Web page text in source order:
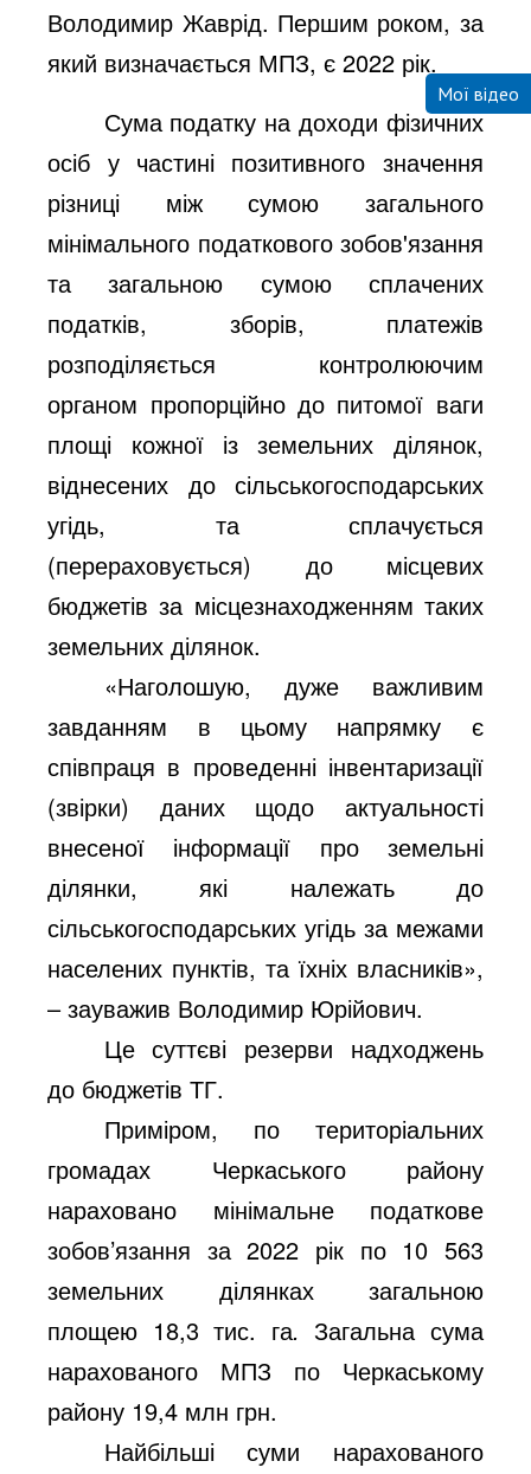
Володимир Жаврід. Першим роком, за
який визначається МПЗ, є 2022 рік.
Сума податку на доходи фізичних
осіб у частині позитивного значення
різниці між сумою загального
мінімального податкового зобов'язання
та загальною сумою сплачених
податків, зборів, платежів
розподіляється контролюючим
органом пропорційно до питомої ваги
площі кожної із земельних ділянок,
віднесених до сільськогосподарських
угідь, та сплачується
(перераховується) до місцевих
бюджетів за місцезнаходженням таких
земельних ділянок.
«Наголошую, дуже важливим
завданням в цьому напрямку є
співпраця в проведенні інвентаризації
(звірки) даних щодо актуальності
внесеної інформації про земельні
ділянки, які належать до
сільськогосподарських угідь за межами
населених пунктів, та їхніх власників»,
– зауважив Володимир Юрійович.
Це суттєві резерви надходжень
до бюджетів ТГ.
Приміром, по територіальних
громадах Черкаського району
нараховано мінімальне податкове
зобов’язання за 2022 рік по 10 563
земельних ділянках загальною
площею 18,3 тис. га.Загальна сума
нарахованого МПЗ по Черкаському
району 19,4 млн грн.
Найбільшісуми нарахованого
Мої відео